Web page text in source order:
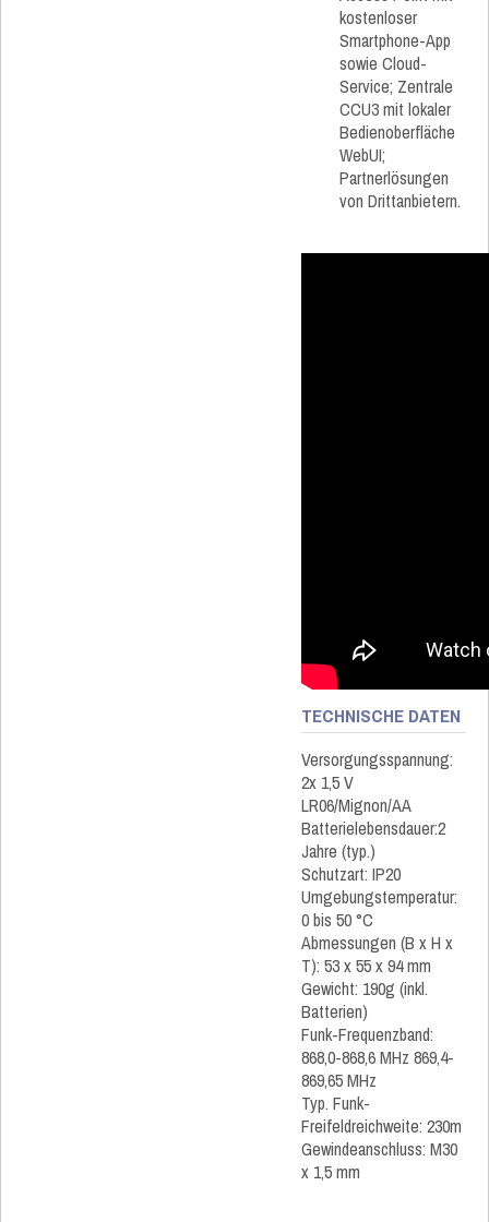
kostenloser
Smartphone-App
sowie Cloud-
Service; Zentrale
CCU3 mit lokaler
Bedienoberfläche
WebUI;
Partnerlösungen
von Drittanbietern.
TECHNISCHE DATEN
Versorgungsspannung:
2x 1,5 V
LR06/Mignon/AA
Batterielebensdauer:2
Jahre (typ.)
Schutzart: IP20
Umgebungstemperatur:
0 bis 50 °C
Abmessungen (B x H x
T): 53 x 55 x 94 mm
Gewicht: 190g (inkl.
Batterien)
Funk-Frequenzband:
868,0-868,6 MHz 869,4-
869,65 MHz
Typ. Funk-
Freifeldreichweite: 230m
Gewindeanschluss: M30
x 1,5 mm